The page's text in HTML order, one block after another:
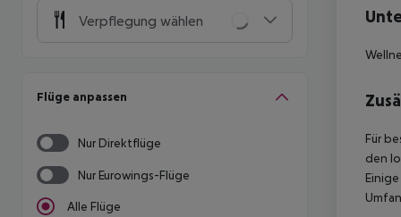
Verpflegung wählen
Flüge anpassen
Nur Direktflüge
Nur Eurowings-Flüge
Alle Flüge
Für
den